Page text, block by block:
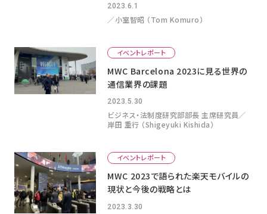
2023.6.1
／小室智昭 （Tom Komuro）
イベントレポート
MWC Barcelona 2023に見る世界の
通信業界の課題
2023.5.30
ビジネス・法制度研究部部長 主席研究員／
岸田 重行 （Shigeyuki Kishida）
イベントレポート
MWC 2023で語られた楽天モバイルの
現状と今後の戦略とは
2023.3.30